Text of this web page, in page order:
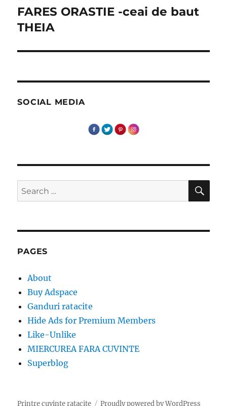
Next
post:
FARES ORASTIE -ceai de baut
THEIA
SOCIAL MEDIA
Search
for:
PAGES
About
Buy Adspace
Ganduri ratacite
Hide Ads for Premium Members
Like-Unlike
MIERCUREA FARA CUVINTE
Superblog
Printre cuvinte ratacite Proudly powered by WordPress